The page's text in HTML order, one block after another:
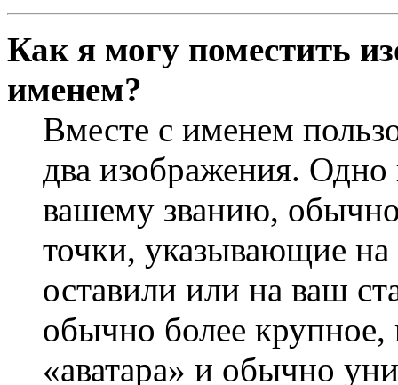
Как я могу поместить
именем?
Вместе с именем
два изображения.
вашему званию, обычно
точки, указывающие
оставили или на ваш
обычно более крупное,
«аватара» и обычно